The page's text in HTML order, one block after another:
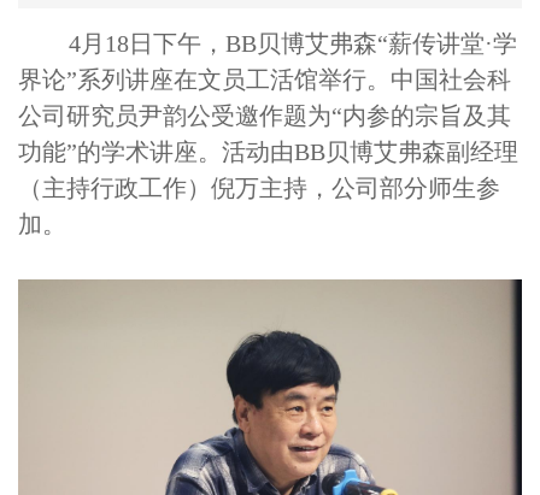
4月18日下午，BB贝博艾弗森“薪传讲堂·学
界论”系列讲座在文员工活馆举行。中国社会科
公司研究员尹韵公受邀作题为“内参的宗旨及其
功能”的学术讲座。活动由BB贝博艾弗森副经理
（主持行政工作）倪万主持，公司部分师生参
加。